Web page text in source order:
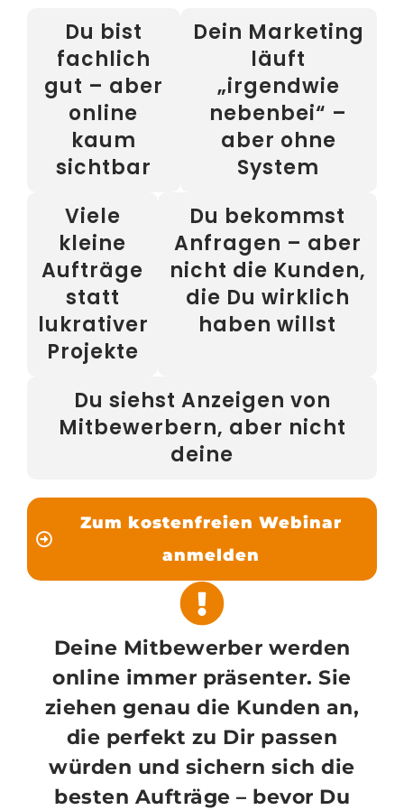
Du bist
fachlich
gut – aber
online
kaum
sichtbar
Dein Marketing
läuft
„irgendwie
nebenbei“ –
aber ohne
System
Viele
kleine
Aufträge
statt
lukrativer
Projekte
Du bekommst
Anfragen – aber
nicht die Kunden,
die Du wirklich
haben willst
Du siehst Anzeigen von
Mitbewerbern, aber nicht
deine
Zum kostenfreien Webinar
anmelden
Deine Mitbewerber werden
online immer präsenter. Sie
ziehen genau die Kunden an,
die perfekt zu Dir passen
würden und sichern sich die
besten Aufträge – bevor Du